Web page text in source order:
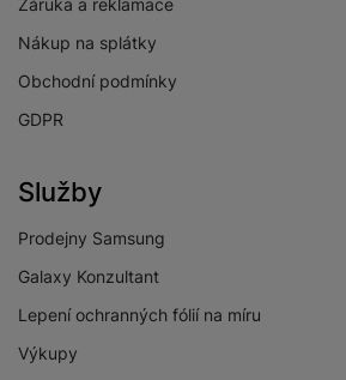
Záruka a reklamace
Nákup na splátky
Obchodní podmínky
GDPR
Služby
Prodejny Samsung
Galaxy Konzultant
Lepení ochranných fólií na míru
Výkupy